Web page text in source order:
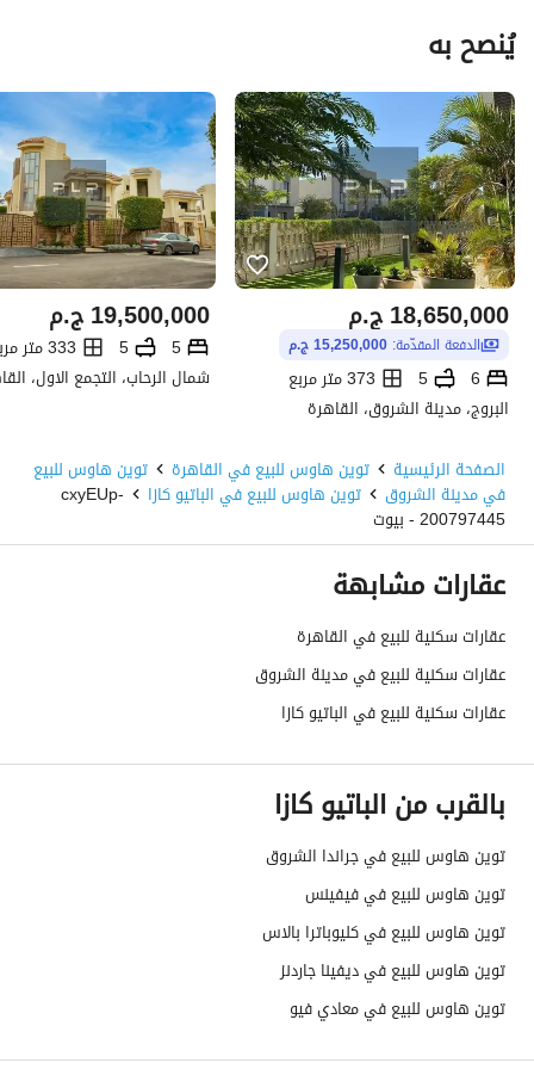
يُنصح به
ج.م18,650,000
الدفعة المقدّمة: 15,250,000 ج.م
6
5
373 متر مربع
البروج، مدينة الشروق، القاهرة
ج.م19,500,000
5
5 333 متر مربع
الصفحة الرئيسية توين هاوس للبيع في القاهرة توين هاوس للبيع
في مدينة الشروق توين هاوس للبيع في الباتيو كازا cxyEUp-
200797445 - بيوت
عقارات مشابهة
عقارات سكنية للبيع في القاهرة
عقارات سكنية للبيع في مدينة الشروق
عقارات سكنية للبيع في الباتيو كازا
بالقرب من الباتيو كازا
توين هاوس للبيع في جراندا الشروق
توين هاوس للبيع في فيفينس
توين هاوس للبيع في كليوباترا بالاس
توين هاوس للبيع في ديفينا جاردنز
توين هاوس للبيع في معادي فيو